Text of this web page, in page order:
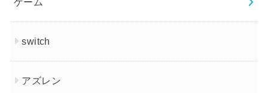
switch
アズレン